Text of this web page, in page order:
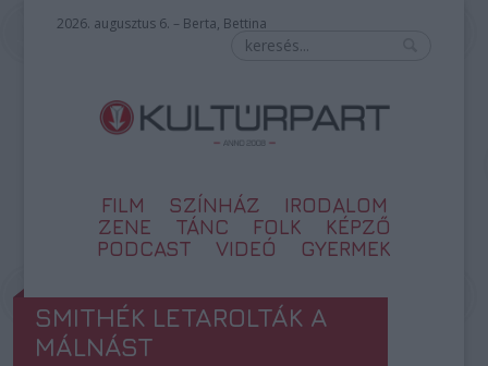
2026. augusztus 6. – Berta, Bettina
FILM SZÍNHÁZ
IRODALOM
ZENE
TÁNC FOLK
KÉPZŐ
PODCAST
VIDEÓ GYERMEK
SMITHÉK LETAROLTÁK A
MÁLNÁST